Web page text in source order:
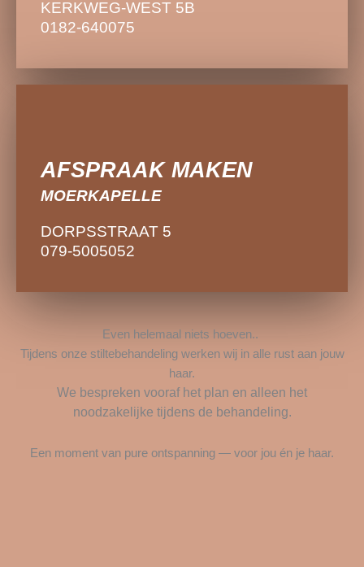
KERKWEG-WEST 5B
0182-640075
KERKWEG-WEST 5B
0182-640075
AFSPRAAK MAKEN
MOERKAPELLE
DORPSSTRAAT 5
079-5005052
AFSPRAAK MAKEN
MOERKAPELLE
DORPSSTRAAT 5
079-5005052
Even helemaal niets hoeven..
Tijdens onze stiltebehandeling werken wij in alle rust aan jouw
haar.
We bespreken vooraf het plan en alleen het
noodzakelijke tijdens de behandeling.
Een moment van pure ontspanning — voor jou én je haar.